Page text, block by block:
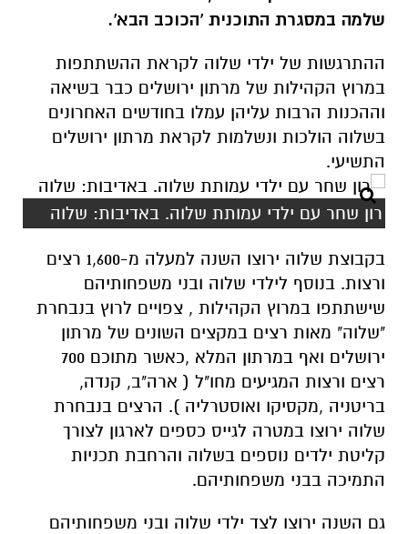
שלמה במסגרת התוכנית 'הכוכב הבא'.
ההתרגשות של ילדי שלוה לקראת ההשתתפות
במרוץ הקהילות של מרתון ירושלים כבר בשיאה
וההכנות הרבות עליהן עמלו בחודשים האחרונים
בשלוה הולכות ונשלמות לקראת מרתון ירושלים
התשיעי.
רון שחר עם ילדי עמותת שלוה. באדיבות: שלוה
בקבוצת שלוה ירוצו השנה למעלה מ-1,600 רצים
ורצות. בנוסף לילדי שלוה ובני משפחותיהם
שישתתפו במרוץ הקהילות , צפויים לרוץ בנבחרת
"שלוה" מאות רצים במקצים השונים של מרתון
ירושלים ואף במרתון המלא ,כאשר מתוכם 700
רצים ורצות המגיעים מחו"ל ( ארה"ב, קנדה,
בריטניה ,מקסיקו ואוסטרליה ). הרצים בנבחרת
שלוה ירוצו במטרה לגייס כספים לארגון לצורך
קליטת ילדים נוספים בשלוה והרחבת תכניות
התמיכה בבני משפחותיהם.
גם השנה ירוצו לצד ילדי שלוה ובני משפחותיהם